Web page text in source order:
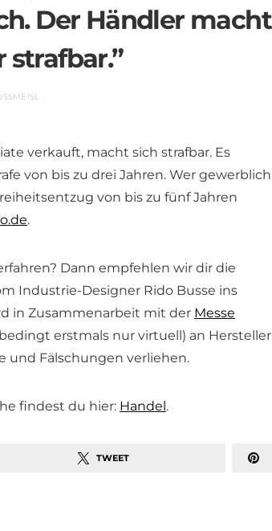
Der Händler macht
strafbar.”
verkauft, macht sich strafbar. Es
von bis zu drei Jahren. Wer gewerblich
von bis zu fünf Jahren
.
Dann empfehlen wir dir die
Industrie-Designer Rido Busse ins
in Zusammenarbeit mit der Messe
erstmals nur virtuell) an Hersteller
und Fälschungen verliehen.
findest du hier: Handel.
TWEET